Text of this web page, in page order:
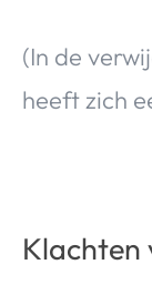
(In de
heeft zich
Klachten